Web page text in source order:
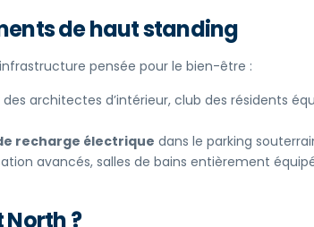
de haut standing
pensée pour le bien-être :
architectes d’intérieur, club des résidents
recharge électrique dans le parking
avancés, salles de bains entièrement
?